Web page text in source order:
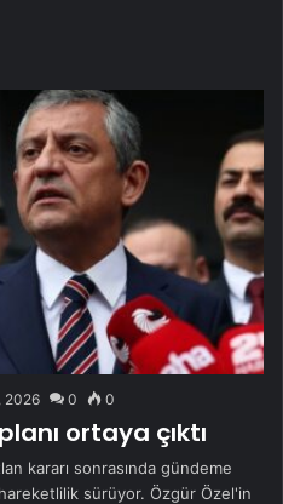
2026 0 0
ortaya çıktı
kararı sonrasında gündeme
sürüyor. Özgür Özel'in